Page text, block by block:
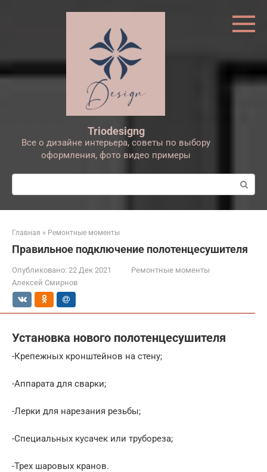
Triodesigng
Все о дизайне интерьера, советы по выбору
оформления, фото видео примеры
Поиск:
Главная » Ремонтные моменты
Правильное подключение полотенцесушителя
Опубликовано: 22 Дек 2021
Ремонтные моменты
Алексей Смирнов
Установка нового полотенцесушителя
-Крепежных кронштейнов на стену;
-Аппарата для сварки;
-Лерки для нарезания резьбы;
-Специальных кусачек или трубореза;
-Трех шаровых кранов.